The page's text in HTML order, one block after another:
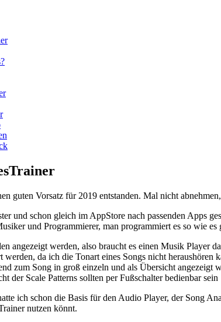
guten Vorsatz für 2019 entstanden. Mal nicht
und schon gleich im AppStore nach passenden Apps
und Programmierer, man programmiert es so wie
angezeigt werden, also braucht es einen Musik Player
werden, da ich die Tonart eines Songs nicht heraushören
zum Song in groß einzeln und als Übersicht angezeigt
der Scale Patterns sollten per Fußschalter bedienbar sein
ich schon die Basis für den Audio Player, der Song
nutzen könnt.